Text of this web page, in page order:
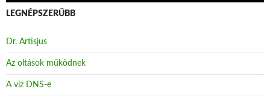
LEGNÉPSZERŰBB
Dr. Artisjus
Az oltások működnek
A víz DNS-e